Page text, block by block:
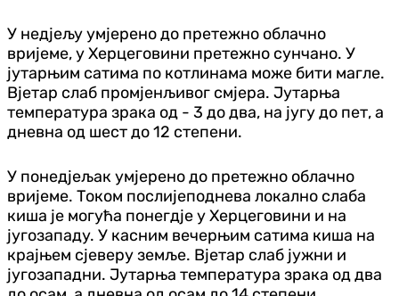
У недјељу умјерено до претежно облачно
вријеме, у Херцеговини претежно сунчано. У
јутарњим сатима по котлинама може бити магле.
Вјетар слаб промјенљивог смјера. Јутарња
температура зрака од - 3 до два, на југу до пет, а
дневна од шест до 12 степени.
У понедјељак умјерено до претежно облачно
вријеме. Током послијеподнева локално слаба
киша је могућа понегдје у Херцеговини и на
југозападу. У касним вечерњим сатима киша на
крајњем сјеверу земље. Вјетар слаб јужни и
југозападни. Јутарња температура зрака од два